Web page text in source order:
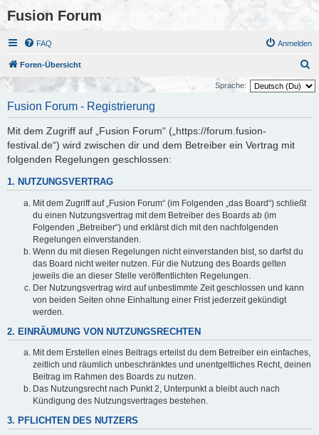
Fusion Forum
FAQ Anmelden
Foren-Übersicht
u
Sprache:
Fusion Forum - Registrierung
Mit dem Zugriff auf „Fusion Forum“ („https://forum.fusion-
festival.de“) wird zwischen dir und dem Betreiber ein Vertrag mit
folgenden Regelungen geschlossen:
1. NUTZUNGSVERTRAG
Mit dem Zugriff auf „Fusion Forum“ (im Folgenden „das Board“) schließt
du einen Nutzungsvertrag mit dem Betreiber des Boards ab (im
Folgenden „Betreiber“) und erklärst dich mit den nachfolgenden
Regelungen einverstanden.
Wenn du mit diesen Regelungen nicht einverstanden bist, so darfst du
das Board nicht weiter nutzen. Für die Nutzung des Boards gelten
jeweils die an dieser Stelle veröffentlichten Regelungen.
Der Nutzungsvertrag wird auf unbestimmte Zeit geschlossen und kann
von beiden Seiten ohne Einhaltung einer Frist jederzeit gekündigt
werden.
2. EINRÄUMUNG VON NUTZUNGSRECHTEN
Mit dem Erstellen eines Beitrags erteilst du dem Betreiber ein einfaches,
zeitlich und räumlich unbeschränktes und unentgeltliches Recht, deinen
Beitrag im Rahmen des Boards zu nutzen.
Das Nutzungsrecht nach Punkt 2, Unterpunkt a bleibt auch nach
Kündigung des Nutzungsvertrages bestehen.
3. PFLICHTEN DES NUTZERS